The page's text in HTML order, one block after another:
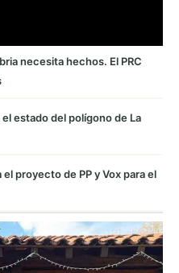
necesita hechos. El PRC
estado del polígono de La
el proyecto de PP y Vox para el